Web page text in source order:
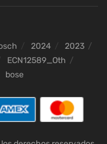
2024
2023
ECN12589_Oth
bose